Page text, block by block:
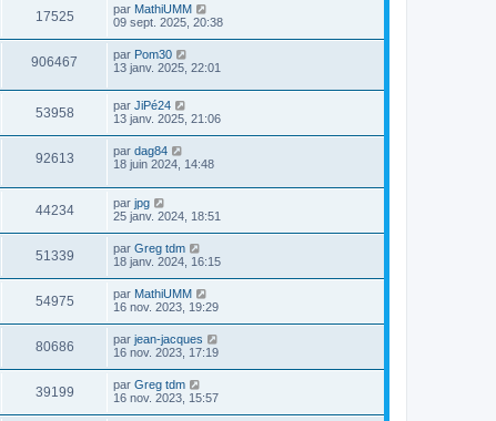
17525 par MathiUMM
09 sept. 2025, 20:38
906467 par Pom30
13 janv. 2025, 22:01
53958 par JiPé24
13 janv. 2025, 21:06
92613 par dag84
18 juin 2024, 14:48
44234 par jpg
25 janv. 2024, 18:51
51339 par Greg tdm
18 janv. 2024, 16:15
54975 par MathiUMM
16 nov. 2023, 19:29
80686 par jean-jacques
16 nov. 2023, 17:19
39199 par Greg tdm
16 nov. 2023, 15:57